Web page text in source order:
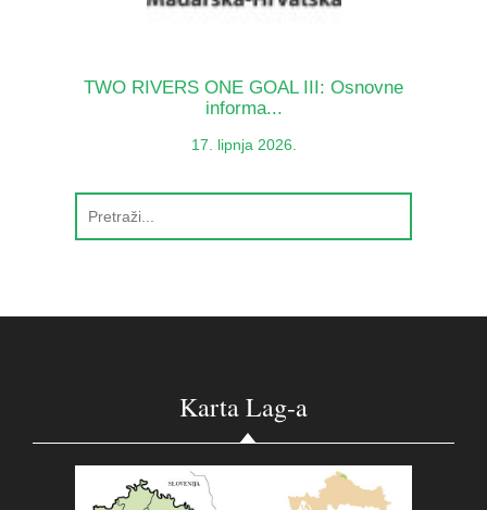
TWO RIVERS ONE GOAL III: Osnovne
informa...
17. lipnja 2026.
Karta Lag-a